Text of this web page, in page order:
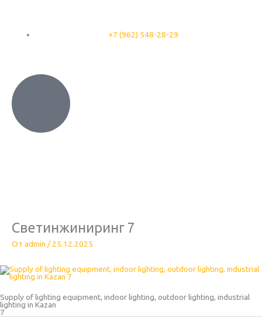
+7 (962) 548-28-29
Светинжиниринг 7
От admin /25.12.2025
Supply of lighting equipment, indoor lighting, outdoor lighting, industrial
lighting in Kazan
7